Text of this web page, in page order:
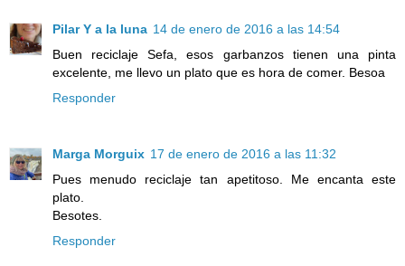
Pilar Y a la luna 14 de enero de 2016 a las 14:54
Buen reciclaje Sefa, esos garbanzos tienen una pinta
excelente, me llevo un plato que es hora de comer. Besoa
Responder
Marga Morguix 17 de enero de 2016 a las 11:32
Pues menudo reciclaje tan apetitoso. Me encanta este
plato.
Besotes.
Responder